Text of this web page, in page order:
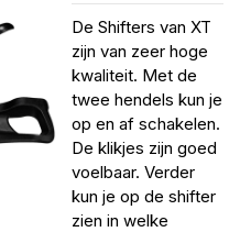
De Shifters van XT
zijn van zeer hoge
kwaliteit. Met de
twee hendels kun je
op en af schakelen.
De klikjes zijn goed
voelbaar. Verder
kun je op de shifter
zien in welke